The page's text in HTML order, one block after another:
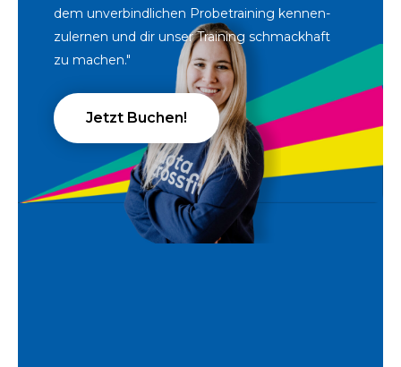
dem unverbindlichen Probetraining kennen-
zulernen und dir unser Training schmackhaft
zu machen."
Jetzt Buchen!